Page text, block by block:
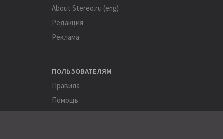
About Stereo.ru (eng)
Редакция
Реклама
ПОЛЬЗОВАТЕЛЯМ
Правила
Помощь